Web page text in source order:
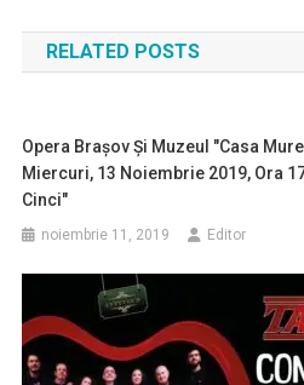
în
articole
RELATED POSTS
Opera Braşov Şi Muzeul "Casa
Miercuri, 13 Noiembrie 2019, Ora
Cinci"
noiembrie 11, 2019 Editor